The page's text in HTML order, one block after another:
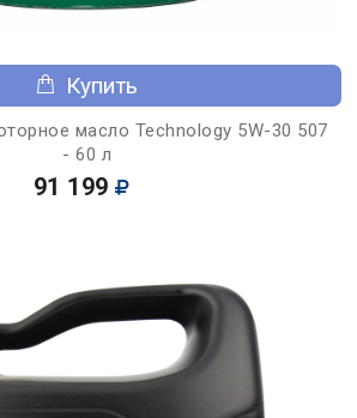
Купить
масло Technology 5W-30 507
- 60 л
91 199